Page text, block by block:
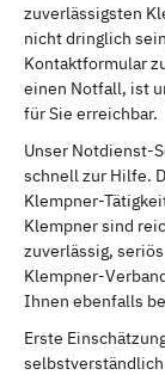
zuverlässigsten
nicht dringlich
Kontaktformular
einen Notfall, ist
für Sie erreichbar.
Unser Notdienst-
schnell zur Hilfe.
Klempner-
Klempner sind
zuverlässig,
Klempner-
Ihnen ebenfalls
Erste